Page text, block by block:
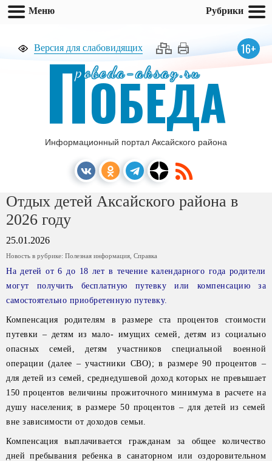
Версия для слабовидящих 16+
pobeda-aksay.ru
ПОБЕДА
Информационный портал Аксайского района
Отдых детей Аксайского района в
2026 году
25.01.2026
Новость в рубрике: Полезная информация Справка
На детей от 6 до 18 лет в течение календарного года родители
могут получить бесплатную путевку или компенсацию за
самостоятельно приобретенную путевку.
Компенсация родителям в размере ста процентов стоимости
путевки – детям из мало- имущих семей, детям из социально
опасных семей, детям участников специальной военной
операции (далее – участники СВО); в размере 90 процентов –
для детей из семей, среднедушевой доход которых не превышает
150 процентов величины прожиточного минимума в расчете на
душу населения; в размере 50 процентов – для детей из семей
вне зависимости от доходов семьи.
Компенсация выплачивается гражданам за общее количество
дней пребывания ребенка в санаторном или оздоровительном
Меню Рубрики